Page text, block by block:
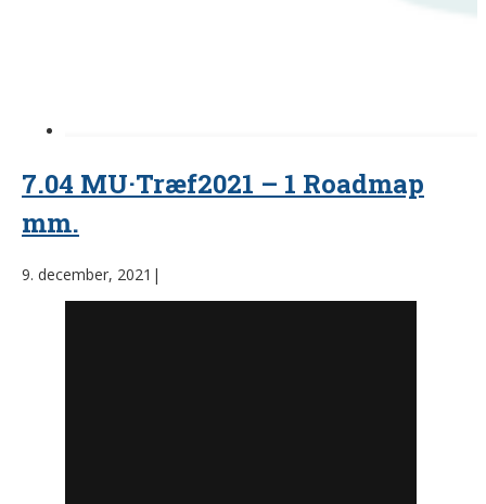
7.04 MU·Træf2021 – 1 Roadmap
mm.
9. december, 2021 |